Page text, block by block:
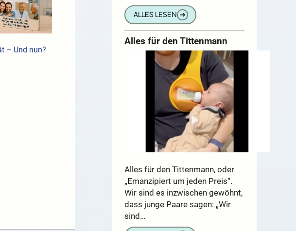
– Und nun?
ALLES LESEN ➔
Alles für den Tittenmann
Alles für den Tittenmann, oder
„Emanzipiert um jeden Preis“.
Wir sind es inzwischen gewöhnt,
dass junge Paare sagen: „Wir
sind…